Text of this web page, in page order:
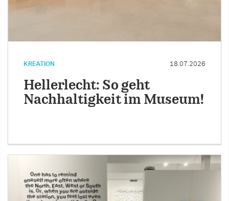
KREATION 18.07.2026
Hellerlecht: So geht
Nachhaltigkeit im Museum!